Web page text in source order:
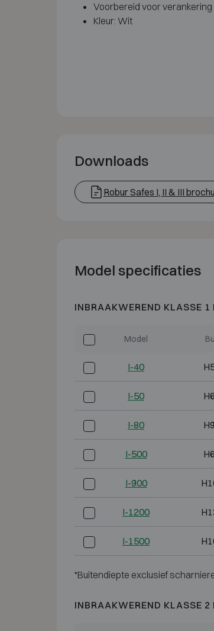
Voorbereid voor verankering
Kleur: Wit
Downloads
Robur Safes I, II & III
Model specificaties
INBRAAKWEREND KLASSE 1
Model
I-40
I-50
I-80
I-500
I-900
I-1200
I-1500
*Buitendiepte exclusief
INBRAAKWEREND KLASSE